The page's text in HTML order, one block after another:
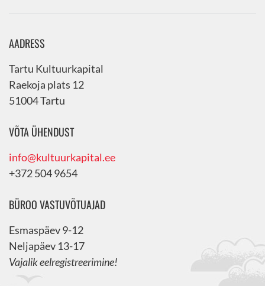
AADRESS
Tartu Kultuurkapital
Raekoja plats 12
51004 Tartu
VÕTA ÜHENDUST
info@kultuurkapital.ee
+372 504 9654
BÜROO VASTUVÕTUAJAD
Esmaspäev 9-12
Neljapäev 13-17
Vajalik eelregistreerimine!